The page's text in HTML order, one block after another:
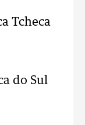
Tcheca
do Sul